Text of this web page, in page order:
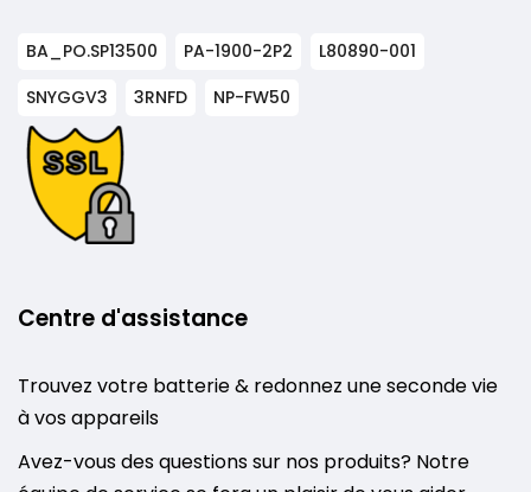
BA_PO.SP13500 PA-1900-2P2
L80890-001
SNYGGV3
3RNFD NP-FW50
Centre d'assistance
Trouvez votre batterie & redonnez une seconde vie
à vos appareils
Avez-vous des questions sur nos produits? Notre